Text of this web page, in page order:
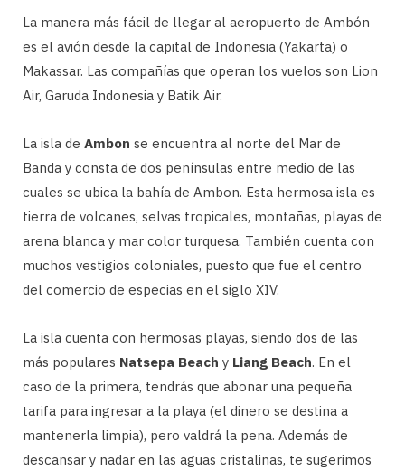
La manera más fácil de llegar al aeropuerto de Ambón
es el avión desde la capital de Indonesia (Yakarta) o
Makassar. Las compañías que operan los vuelos son Lion
Air, Garuda Indonesia y Batik Air.
La isla de Ambon se encuentra al norte del Mar de
Banda y consta de dos penínsulas entre medio de las
cuales se ubica la bahía de Ambon. Esta hermosa isla es
tierra de volcanes, selvas tropicales, montañas, playas de
arena blanca y mar color turquesa. También cuenta con
muchos vestigios coloniales, puesto que fue el centro
del comercio de especias en el siglo XIV.
La isla cuenta con hermosas playas, siendo dos de las
más populares Natsepa Beach y Liang Beach. En el
caso de la primera, tendrás que abonar una pequeña
tarifa para ingresar a la playa (el dinero se destina a
mantenerla limpia), pero valdrá la pena. Además de
descansar y nadar en las aguas cristalinas, te sugerimos